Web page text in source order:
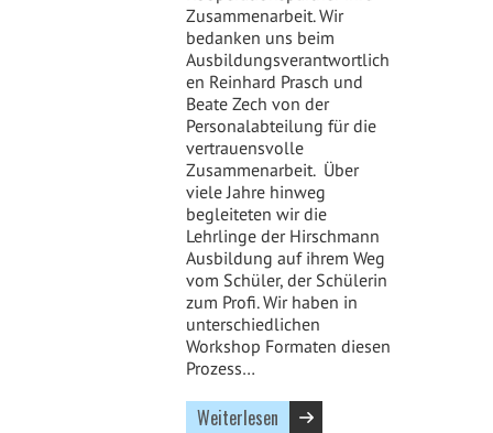
Zusammenarbeit. Wir
bedanken uns beim
Ausbildungsverantwortlich
en Reinhard Prasch und
Beate Zech von der
Personalabteilung für die
vertrauensvolle
Zusammenarbeit. Über
viele Jahre hinweg
begleiteten wir die
Lehrlinge der Hirschmann
Ausbildung auf ihrem Weg
vom Schüler, der Schülerin
zum Profi. Wir haben in
unterschiedlichen
Workshop Formaten diesen
Prozess…
Weiterlesen